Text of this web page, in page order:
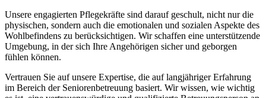
Unsere engagierten Pflegekräfte sind darauf geschult, nicht nur die
physischen, sondern auch die emotionalen und sozialen Aspekte des
Wohlbefindens zu berücksichtigen. Wir schaffen eine unterstützende
Umgebung, in der sich Ihre Angehörigen sicher und geborgen
fühlen können.
Vertrauen Sie auf unsere Expertise, die auf langjähriger Erfahrung
im Bereich der Seniorenbetreuung basiert. Wir wissen, wie wichtig